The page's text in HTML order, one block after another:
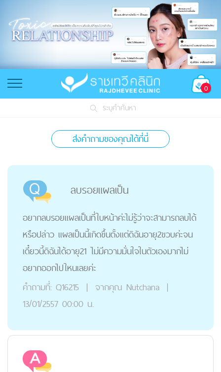
0
ระบุคำค้นหา
ส่งคำถามของคุณได้ที่นี่
ลบรอยแผลเป็น
อยากลบรอยแผลเป็นที่ใบหน้าค่ะไม่รู้ว่าจะสามารถลบได้
หรือปล่าว แผลเป็นนี้เกิดขึ้นตั้งแต่ดิฉันอายุ2ขวบค่ะจน
เดี๋ยวนี้ดิฉันได้อายุ21 ไม่มีความมั่นใจในตัวเองมากไม่
อยากออกไปใหนเลยค่ะ
คำถามที่: Q16215 | จากคุณ Nutchana |
13/01/2557 00:00 น.